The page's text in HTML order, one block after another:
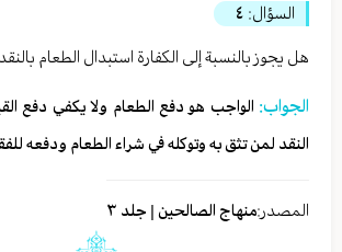
السؤال: ٤
هل يجوز بالنسبة إلى الكفارة استبدال الطعام
الجواب: الواجب هو دفع الطعام ولا يكفي دفع
النقد لمن تثق به وتوكله في شراء الطعام ودفعه
المصدر:منهاج الصالحين | جلد ٣